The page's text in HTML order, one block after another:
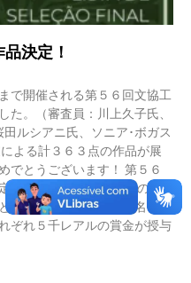
決定！
で開催される第５６回文協工
た。（審査員：川上久子氏、
ルシアニ氏、ソニア･ボガス
よる計３６３点の作品が展
でとうございます！ 第５６
査委員会は、入選者の中
して、以下の作家を２名を選
ぞれ５千レアルの賞金が授与